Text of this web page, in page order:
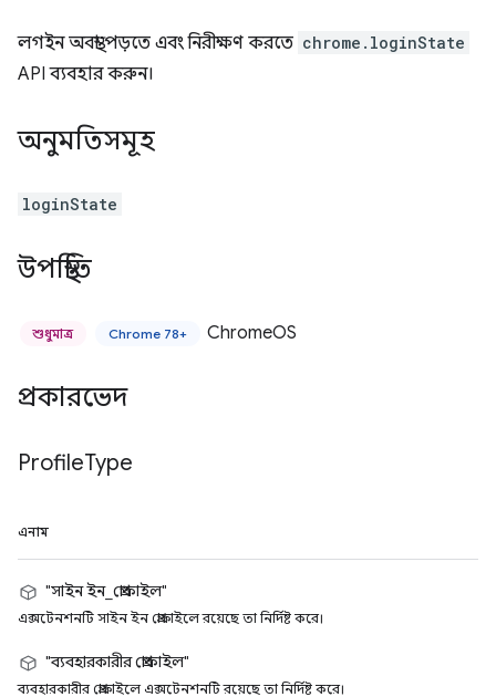
লগইন অবস্থা পড়তে এবং নিরীক্ষণ করতে chrome.loginState
API ব্যবহার করুন।
অনুমতিসমূহ
loginState
উপস্থিতি
শুধুমাত্র Chrome 78+ ChromeOS
প্রকারভেদ
ProfileType
এনাম
"সাইন ইন_প্রোফাইল"
এক্সটেনশনটি সাইন ইন প্রোফাইলে রয়েছে তা নির্দিষ্ট করে।
"ব্যবহারকারীর প্রোফাইল"
ব্যবহারকারীর প্রোফাইলে এক্সটেনশনটি রয়েছে তা নির্দিষ্ট করে।